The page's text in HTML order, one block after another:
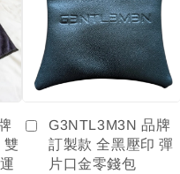
雙
G3NTL3M3N 品牌
訂製款 全黑壓印 彈
片口金零錢包